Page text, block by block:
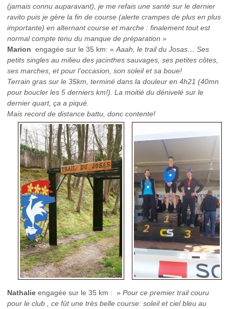
(jamais connu auparavant), je me refais une santé sur le dernier
ravito puis je gère la fin de course (alerte crampes de plus en plus
importante) en alternant course et marche : finalement tout est
normal compte tenu du manque de préparation »
Marion engagée sur le 35 km: « Aaah, le trail du Josas… Ses
petits singles au milieu des jacinthes sauvages, ses petites côtes,
ses marches, et pour l’occasion, son soleil et sa boue!
Terrain gras sur le 35km, terminé dans la douleur en 4h21 (40mn
pour boucler les 5 derniers km!). La moitié du dénivelé sur le
dernier quart, ça a piqué.
Mais record de distance battu, donc contente!
Nathalie engagée sur le 35 km : » Pour ce premier trail couru
pour le club , ce fût une très belle course: soleil et ciel bleu au